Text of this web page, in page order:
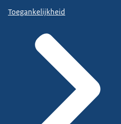
Toegankelijkheid